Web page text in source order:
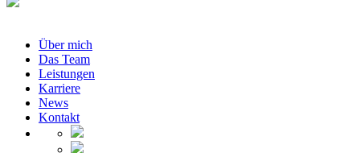
Über mich
Das Team
Leistungen
Karriere
News
Kontakt